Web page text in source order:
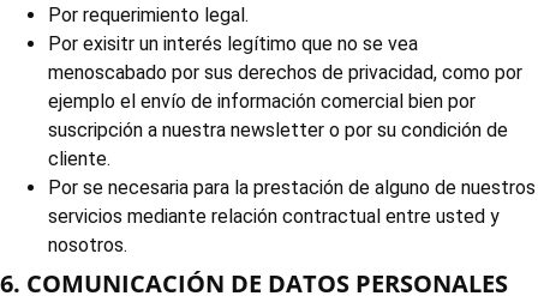
Por requerimiento legal.
Por exisitr un interés legítimo que no se vea
menoscabado por sus derechos de privacidad, como por
ejemplo el envío de información comercial bien por
suscripción a nuestra newsletter o por su condición de
cliente.
Por se necesaria para la prestación de alguno de nuestros
servicios mediante relación contractual entre usted y
nosotros.
6. COMUNICACIÓN DE DATOS PERSONALES